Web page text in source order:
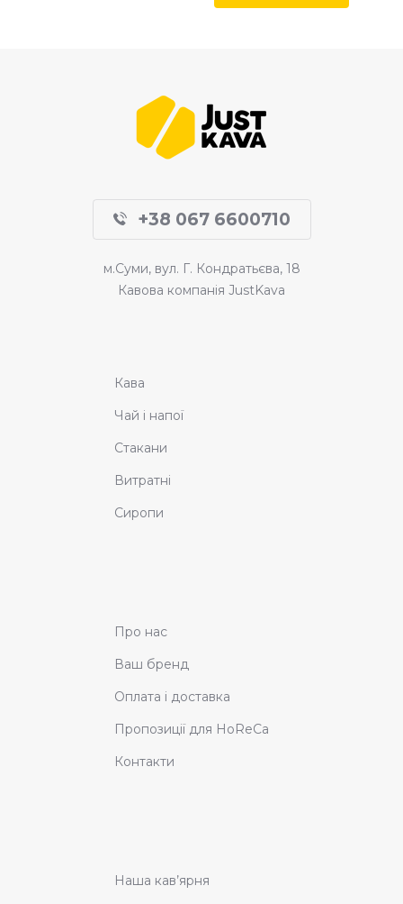
+38 067 6600710
м.Суми, вул. Г. Кондратьєва, 18
Кавова компанія JustKava
Кава
Чай і напої
Стакани
Витратні
Сиропи
Про нас
Ваш бренд
Оплата і доставка
Пропозиції для HoReCa
Контакти
Наша кав’ярня